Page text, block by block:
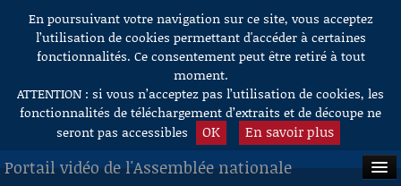
Aller au contenu
En poursuivant votre navigation sur ce site, vous acceptez
l’utilisation de cookies permettant d'accéder à certaines
fonctionnalités. Ce consentement peut être retiré à tout
moment.
ATTENTION : si vous n’acceptez pas l’utilisation de cookies, les
fonctionnalités de téléchargement d’extraits et de découpe ne
seront pas accessibles
OK En savoir plus
Portail vidéo de l'Assemblée nationale